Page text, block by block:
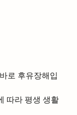
로 후유장해입
따라 평생 생활